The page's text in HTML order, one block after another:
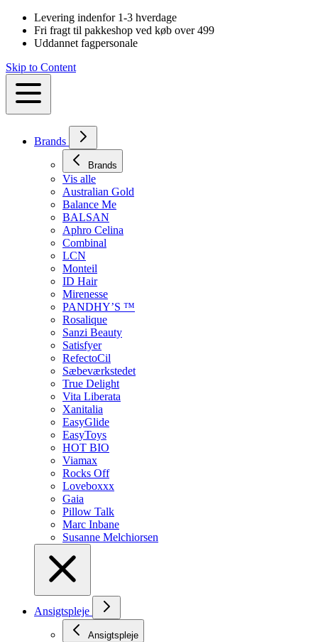
Levering indenfor 1-3 hverdage
Fri fragt til pakkeshop ved køb over 499
Uddannet fagpersonale
Skip to Content
Brands
Brands
Vis alle
Australian Gold
Balance Me
BALSAN
Aphro Celina
Combinal
LCN
Monteil
ID Hair
Mirenesse
PANDHY’S ™
Rosalique
Sanzi Beauty
Satisfyer
RefectoCil
Sæbeværkstedet
True Delight
Vita Liberata
Xanitalia
EasyGlide
EasyToys
HOT BIO
Viamax
Rocks Off
Loveboxxx
Gaia
Pillow Talk
Marc Inbane
Susanne Melchiorsen
Ansigtspleje
Ansigtspleje